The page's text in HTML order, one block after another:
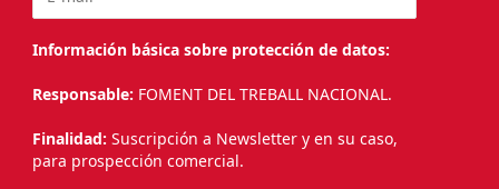
Información básica sobre protección de datos:
Responsable: FOMENT DEL TREBALL NACIONAL.
Finalidad: Suscripción a Newsletter y en su caso,
para prospección comercial.